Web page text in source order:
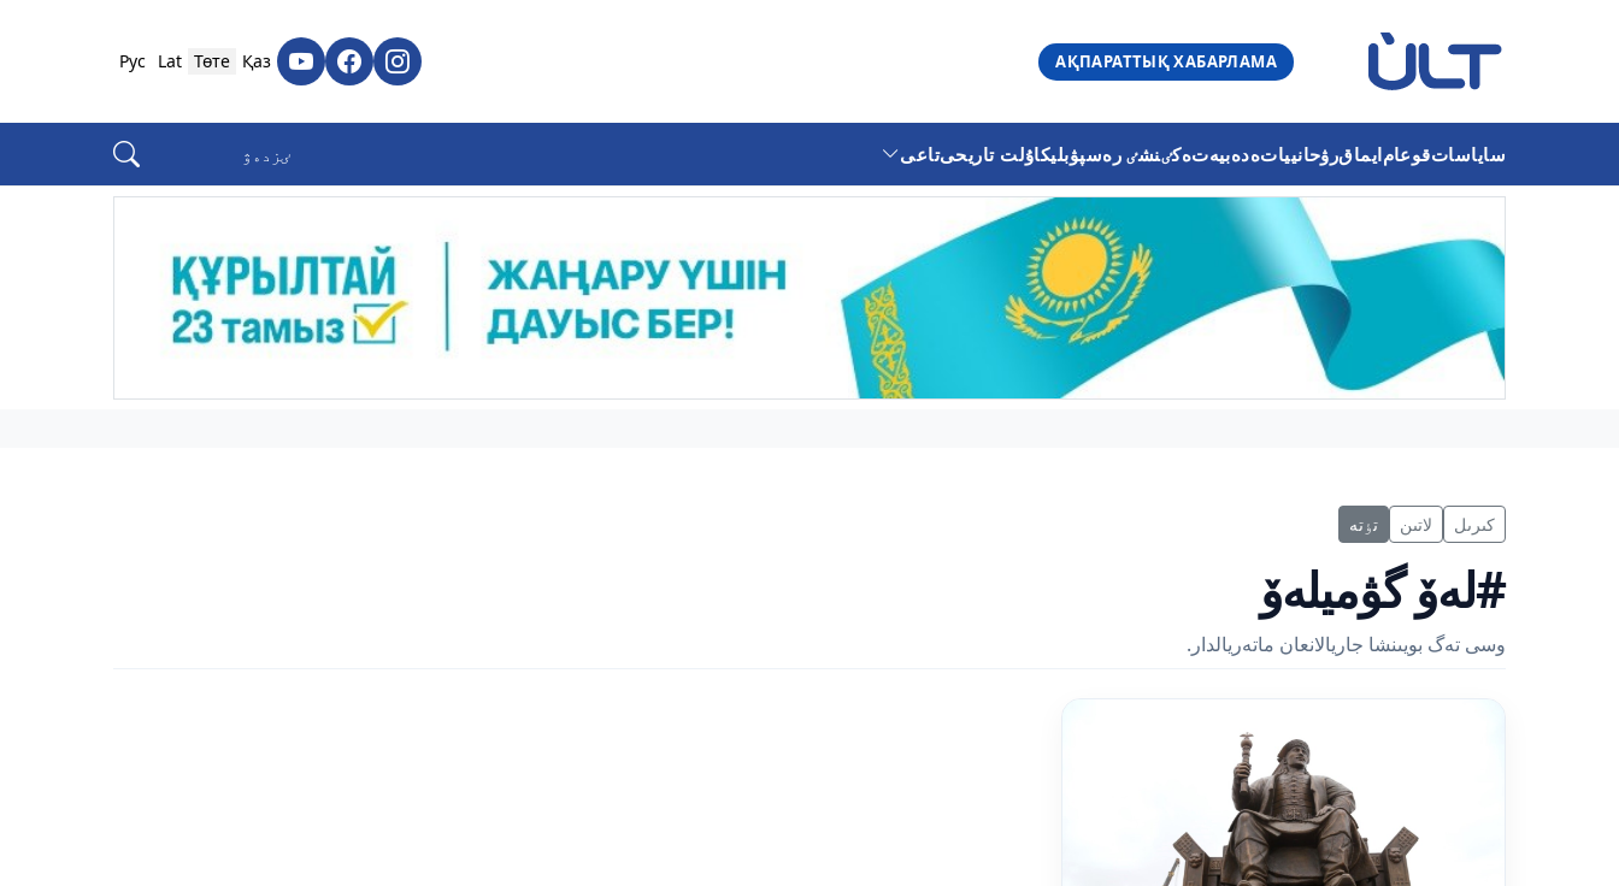
АҚПАРАТТЫҚ ХАБАРЛАМА
Қаз
Төте
Lat
Рус
ساياساتقوعامايماقرۋحانيياتەدەبيەتەكٸنشٸ رەسپۋبليكاۇلت تاريحىتاعى
كىرىل لاتىن تٶتە
#لەۆ گۋميلەۆ
وسى تەگ بويىنشا جاريالانعان ماتەريالدار.